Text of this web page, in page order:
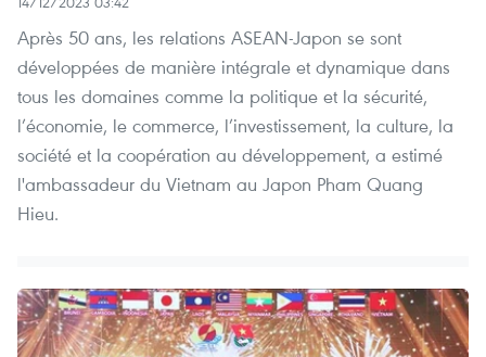
Après 50 ans, les relations ASEAN-Japon se sont
développées de manière intégrale et dynamique dans
tous les domaines comme la politique et la sécurité,
l’économie, le commerce, l’investissement, la culture, la
société et la coopération au développement, a estimé
l'ambassadeur du Vietnam au Japon Pham Quang
Hieu.